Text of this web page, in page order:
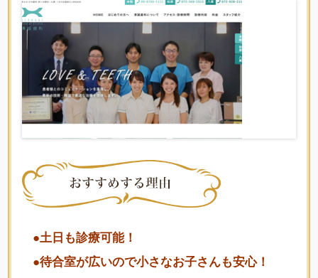
●土日も診療可能！
●待合室が広いので小さなお子さんも安心！